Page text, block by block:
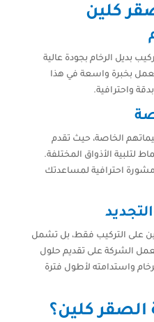
كلين
بديل الرخام بجودة عالية
بخبرة واسعة في هذا
واحترافية.
الخاصة، حيث تقدم
لتلبية الأذواق المختلفة.
احترافية لمساعدتك
على التركيب فقط، بل تشمل
الشركة على تقديم حلول
واستدامته لأطول فترة
الصقر كلين؟